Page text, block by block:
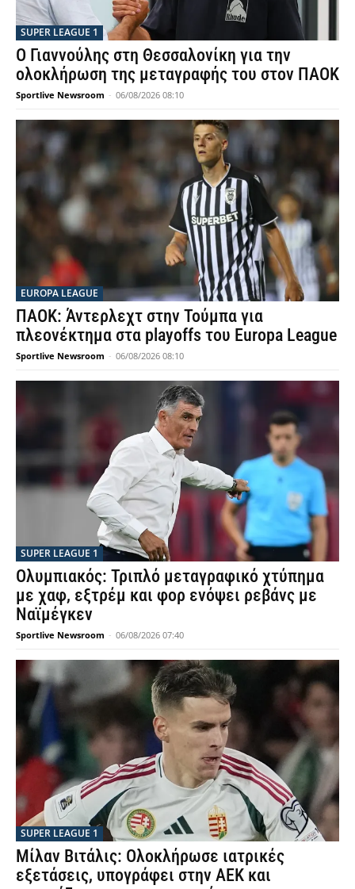
SUPER LEAGUE 1
Ο Γιαννούλης στη Θεσσαλονίκη για την
ολοκλήρωση της μεταγραφής του στον ΠΑΟΚ
Sportlive Newsroom - 06/08/2026 08:10
EUROPA LEAGUE
ΠΑΟΚ: Άντερλεχτ στην Τούμπα για
πλεονέκτημα στα playoffs του Europa League
Sportlive Newsroom - 06/08/2026 08:10
SUPER LEAGUE 1
Ολυμπιακός: Τριπλό μεταγραφικό χτύπημα
με χαφ, εξτρέμ και φορ ενόψει ρεβάνς με
Ναϊμέγκεν
Sportlive Newsroom - 06/08/2026 07:40
SUPER LEAGUE 1
Μίλαν Βιτάλις: Ολοκλήρωσε ιατρικές
εξετάσεις, υπογράφει στην ΑΕΚ και